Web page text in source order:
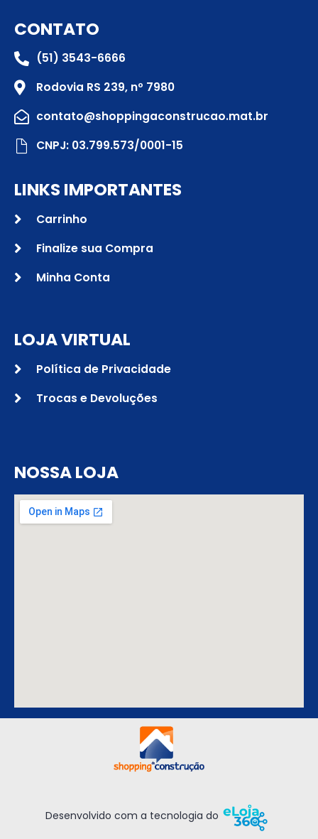
CONTATO
(51) 3543-6666
Rodovia RS 239, nº 7980
contato@shoppingaconstrucao.mat.br
CNPJ: 03.799.573/0001-15
LINKS IMPORTANTES
Carrinho
Finalize sua Compra
Minha Conta
LOJA VIRTUAL
Política de Privacidade
Trocas e Devoluções
NOSSA LOJA
Desenvolvido com a tecnologia do